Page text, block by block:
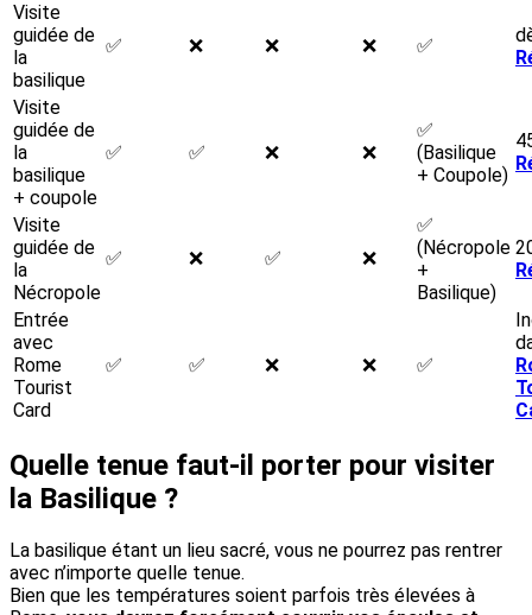
Visite
guidée de
la
basilique
✅ ❌ ❌ ❌ ✅
Visite
guidée de
la
basilique
+ coupole
✅ ✅ ❌ ❌
✅
(Basilique
+ Coupole)
Visite
guidée de
la
Nécropole
✅ ❌ ✅ ❌
✅
(Nécropole
+
Basilique)
Entrée
avec
Rome
Tourist
Card
✅ ✅ ❌ ❌ ✅
Quelle tenue faut-il porter pour visiter
la Basilique ?
La basilique étant un lieu sacré, vous ne pourrez pas rentrer
avec n’importe quelle tenue.
Bien que les températures soient parfois très élevées à